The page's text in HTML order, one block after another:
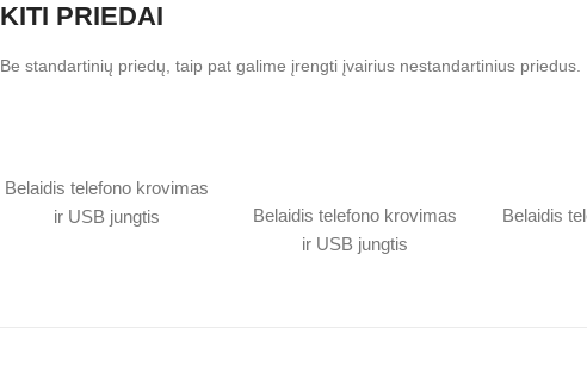
KITI PRIEDAI
Be standartinių priedų, taip pat galime įrengti įvairius nestandartinius
Belaidis telefono krovimas
ir USB jungtis
Belaidis telefono krovimas
ir USB jungtis
Belaidis